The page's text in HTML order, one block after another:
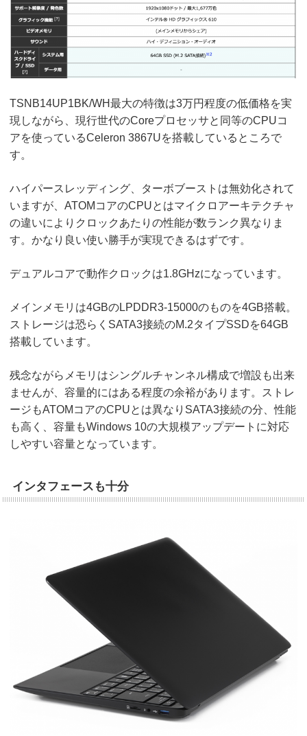
TSNB14UP1BK/WH最大の特徴は3万円程度の低価格を実
現しながら、現行世代のCoreプロセッサと同等のCPUコ
アを使っているCeleron 3867Uを搭載しているところで
す。
ハイパースレッディング、ターボブーストは無効化されて
いますが、ATOMコアのCPUとはマイクロアーキテクチャ
の違いによりクロックあたりの性能が数ランク異なりま
す。かなり良い使い勝手が実現できるはずです。
デュアルコアで動作クロックは1.8GHzになっています。
メインメモリは4GBのLPDDR3-15000のものを4GB搭載。
ストレージは恐らくSATA3接続のM.2タイプSSDを64GB
搭載しています。
残念ながらメモリはシングルチャンネル構成で増設も出来
ませんが、容量的にはある程度の余裕があります。ストレ
ージもATOMコアのCPUとは異なりSATA3接続の分、性能
も高く、容量もWindows 10の大規模アップデートに対応
しやすい容量となっています。
インタフェースも十分